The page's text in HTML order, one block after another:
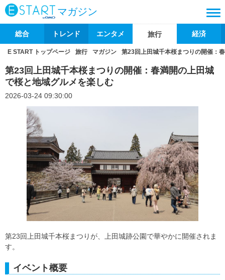
マガジン
総合 トレンド エンタメ 旅行 経済
E START トップページ 旅行 マガジン 第23回上田城千本桜まつりの開催：
第23回上田城千本桜まつりの開催：春満開の上田城
で桜と地域グルメを楽しむ
2026-03-24 09:30:00
第23回上田城千本桜まつりが、上田城跡公園で華やかに開催されま
す。
イベント概要